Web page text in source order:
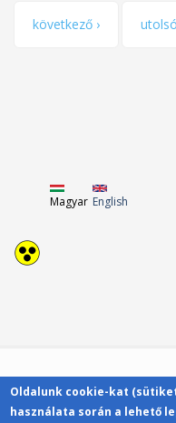
következő ›
Magyar English
Oldalunk cookie-kat
használata során a lehető